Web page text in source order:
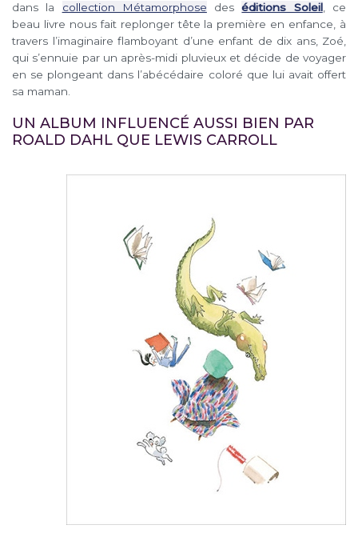
dans la collection Métamorphose deséditions Soleil, ce
beau livre nous fait replonger tête la première en enfance, à
travers l’imaginaire flamboyant d’une enfant de dix ans, Zoé,
qui s’ennuie par un après-midi pluvieux et décide de voyager
en se plongeant dans l’abécédaire coloré que lui avait offert
sa maman.
UN ALBUM INFLUENCÉ AUSSI BIEN PAR
ROALD DAHL QUE LEWIS CARROLL